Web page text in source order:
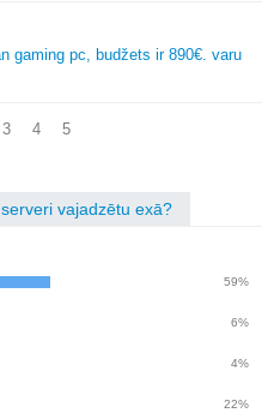
gaming pc, budžets ir 890€. varu
3 4 5
vajadzētu exā?
59%
6%
4%
22%